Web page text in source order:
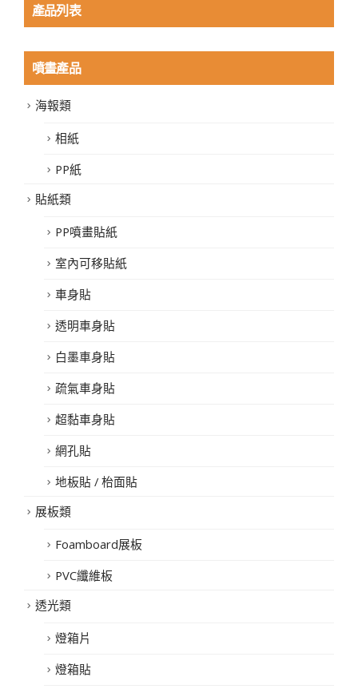
產品列表
噴畫產品
海報類
相紙
PP紙
貼紙類
PP噴畫貼紙
室內可移貼紙
車身貼
透明車身貼
白墨車身貼
疏氣車身貼
超黏車身貼
網孔貼
地板貼 / 枱面貼
展板類
Foamboard展板
PVC纖維板
透光類
燈箱片
燈箱貼